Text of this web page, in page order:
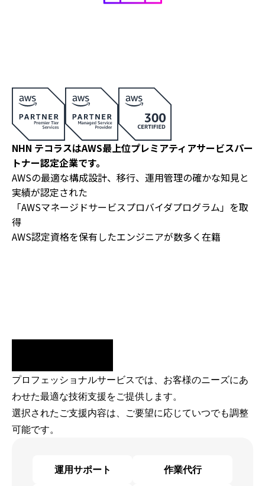
NHN テコラスはAWS最上位プレミアティアサービスパー
トナー認定企業です。
AWSの最適な構成設計、移行、運用管理の確かな知見と
実績が認定された
「AWSマネージドサービスプロバイダプログラム」を取
得
AWS認定資格を保有したエンジニアが数多く在籍
プロフェッショナルサービスでは、お客様のニーズにあ
わせた最適な技術支援をご提供します。
選択されたご支援内容は、ご要望に応じていつでも調整
可能です。
運用サポート 作業代行